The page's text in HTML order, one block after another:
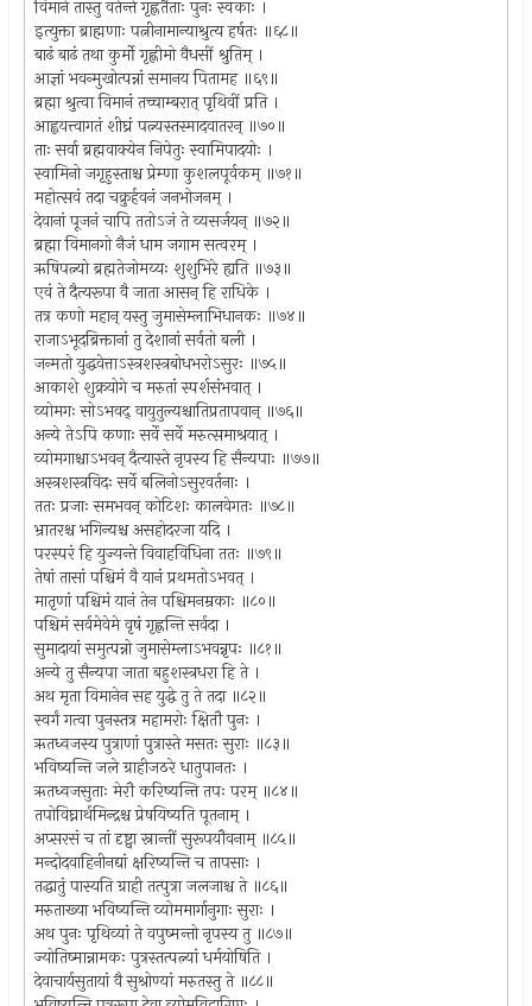
विमाने तास्तु वर्तन्ते गृह्णतैताः पुनः स्वकाः ।
इत्युक्ता ब्राह्मणाः पत्नीनामान्याश्रुत्य हर्षतः ॥६८॥
बाढं बाढं तथा कुर्मो गृह्णीमो वैधसीं श्रुतिम् ।
आज्ञां भवन्मुखोत्पन्नां समानय पितामह ॥६९॥
ब्रह्मा श्रुत्वा विमानं तच्चाम्बरात् पृथिवीं प्रति ।
आह्वयत्त्वागतं शीघ्रं पत्न्यस्तस्मादवातरन् ॥७०॥
ताः सर्वा ब्रह्मवाक्येन निपेतुः स्वामिपादयोः ।
स्वामिनो जगृहुस्ताश्च प्रेम्णा कुशलपूर्वकम् ॥७१॥
महोत्सवं तदा चक्रुर्हवनं जनभोजनम् ।
देवानां पूजनं चापि ततोऽजं ते व्यसर्जयन् ॥७२॥
ब्रह्मा विमानगो नैजं धाम जगाम सत्वरम् ।
ऋषिपत्न्यो ब्रह्मतेजोमय्यः शुशुभिरे ह्यति ॥७३॥
एवं ते दैत्यरूपा वै जाता आसन् हि राधिके ।
तत्र कणो महान् यस्तु जुमासेम्लाभिधानकः ॥७४॥
राजाऽभूदब्रिक्तानां तु देशानां सर्वतो बली ।
जन्मतो युद्धवेत्ताऽस्त्रशस्त्रबोधभरोऽसुरः ॥७५॥
आकाशे शुक्रयोगे च मरुतां स्पर्शसंभवात् ।
व्योमगः सोऽभवद् वायुतुल्यश्चातिप्रतापवान् ॥७६॥
अन्ये तेऽपि कणाः सर्वे सर्वे मरुत्समाश्रयात् ।
व्योमगाश्चाऽभवन् दैत्यास्ते नृपस्य हि सैन्यपाः ॥७७॥
अस्त्रशस्त्रविदः सर्वे बलिनोऽसुरवर्तनाः ।
ततः प्रजाः समभवन् कोटिशः कालवेगतः ॥७८॥
भ्रातरश्च भगिन्यश्च असहोदरजा यदि ।
परस्परं हि युज्यन्ते विवाहविधिना ततः ॥७९॥
तेषां तासां पश्चिमं वै यानं प्रथमतोऽभवत् ।
मातृणां पश्चिमं यानं तेन पश्चिमनम्रकाः ॥८०॥
पश्चिमं सर्वमेवेमे वृषं गृह्णन्ति सर्वदा ।
सुमादायां समुत्पन्नो जुमासेम्लाऽभवन्नृपः ॥८१॥
अन्ये तु सैन्यपा जाता बहुशस्त्रधरा हि ते ।
अथ मृता विमानेन सह युद्धे तु ते तदा ॥८२॥
स्वर्गं गत्वा पुनस्तत्र महामरोः क्षितौ पुनः ।
ऋतध्वजस्य पुत्राणां पुत्रास्ते मसतः सुराः ॥८३॥
भविष्यन्ति जले ग्राहीजठरे धातुपानतः ।
ऋतध्वजसुताः मेरौ करिष्यन्ति तपः परम् ॥८४॥
तपोविघ्नार्थमिन्द्रश्च प्रेषयिष्यति पूतनाम् ।
अप्सरसं च तां दृष्ट्वा स्नान्तीं सुरूपयौवनाम् ॥८५॥
मन्दोदवाहिनीनद्यां क्षरिष्यन्ति च तापसाः ।
तद्धातुं पास्यति ग्राही तत्पुत्रा जलजाश्च ते ॥८६॥
मरुताख्या भविष्यन्ति व्योममार्गानुगाः सुराः ।
अथ पुनः पृथिव्यां ते वपुष्मन्तो नृपस्य तु ॥८७॥
ज्योतिष्मान्नामकः पुत्रस्तत्पत्न्यां धर्मयोषिति ।
देवाचार्यसुतायां वै सुश्रोण्यां मरुतस्तु ते ॥८८॥